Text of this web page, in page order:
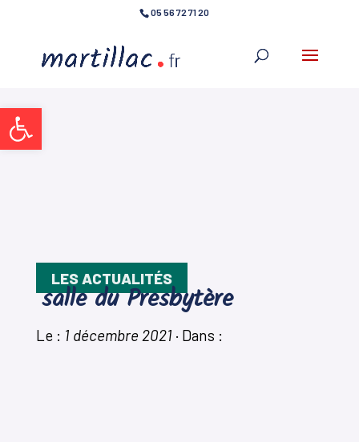
Ouvrir la barre d’outils
05 56 72 71 20
LES ACTUALITÉS
salle du Presbytère
Le : 1 décembre 2021 · Dans :